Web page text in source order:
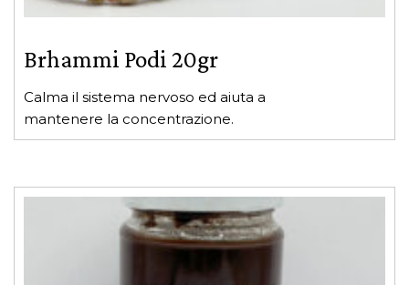
Brhammi Podi 20gr
Calma il sistema nervoso ed aiuta a
mantenere la concentrazione.